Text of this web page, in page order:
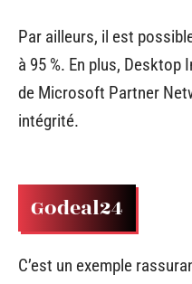
Par ailleurs, il est
à 95 %. En plus,
de Microsoft Partner
intégrité.
Godeal24
C’est un exemple